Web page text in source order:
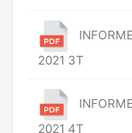
2021 3T
2021 4T